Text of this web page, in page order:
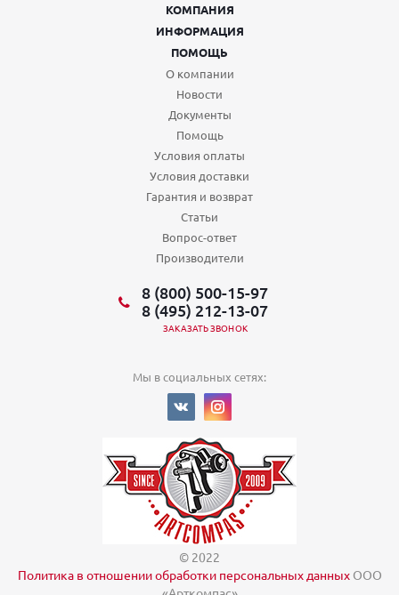
КОМПАНИЯ
ИНФОРМАЦИЯ
ПОМОЩЬ
О компании
Новости
Документы
Помощь
Условия оплаты
Условия доставки
Гарантия и возврат
Статьи
Вопрос-ответ
Производители
8 (800) 500-15-97
8 (495) 212-13-07
ЗАКАЗАТЬ ЗВОНОК
Мы в социальных сетях:
© 2022
Политика в отношении обработки персональных данныхООО